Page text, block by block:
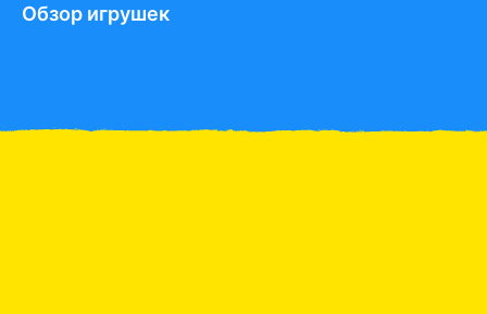
Обзор игрушек